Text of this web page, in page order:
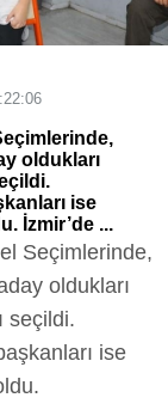
oldukları
ise
İzmir’de ...
Seçimlerinde,
oldukları
seçildi.
ise